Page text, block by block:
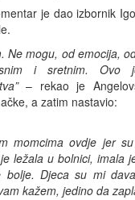
je dao izbornik
Ne mogu, od emocija,
i sretnim. Ovo
– rekao je
a zatim nastavio:
momcima ovdje jer
ležala u bolnici, imala
bolje. Djeca su mi
kažem, jedino da